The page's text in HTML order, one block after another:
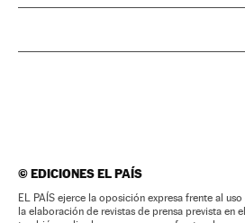
©EDICIONES EL PAÍS
EL PAÍS ejerce la oposición expresa frente al
la elaboración de revistas de prensa prevista en